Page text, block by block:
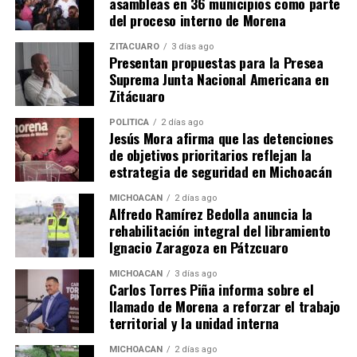
Me gusta esto:
Relacionado
del proceso interno de Morena
ZITÁCUARO 3 días ago
Presentan propuestas para la Presea
Suprema Junta Nacional Americana en
Zitácuaro
POLÍTICA 2 días ago
Jesús Mora afirma que las detenciones
de objetivos prioritarios reflejan la
estrategia de seguridad en Michoacán
MICHOACÁN 2 días ago
Alfredo Ramírez Bedolla anuncia la
rehabilitación integral del libramiento
Ignacio Zaragoza en Pátzcuaro
MICHOACÁN 3 días ago
Carlos Torres Piña informa sobre el
llamado de Morena a reforzar el trabajo
territorial y la unidad interna
MICHOACÁN 2 días ago